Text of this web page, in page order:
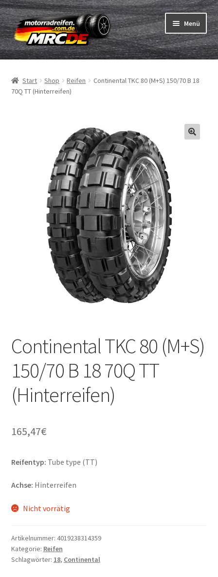
Zur
Navigation
springen
Zum
Inhalt
springen
Menü
Reifen
Schläuche
Start Shop Reifen
Continental TKC 80 (M+S) 150/70 B 18
70Q TT (Hinterreifen)
Continental TKC 80 (M+S)
150/70 B 18 70Q TT
(Hinterreifen)
165,47€
Reifentyp: Tube type (TT)
Achse: Hinterreifen
Nicht vorrätig
Artikelnummer: 4019238314359
Kategorie: Reifen
Schlagwörter: 18, Continental